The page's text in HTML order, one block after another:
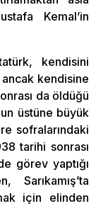
Kemal’in
kendisini
kendisine
da öldüğü
üstüne büyük
sofralarındaki
tarihi sonrası
görev yaptığı
Sarıkamış’ta
için elinden